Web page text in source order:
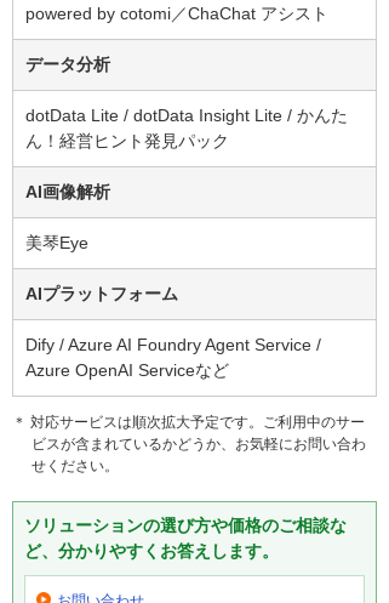
powered by cotomi／ChaChat アシスト
データ分析
dotData Lite / dotData Insight Lite / かんた
ん！経営ヒント発見パック
AI画像解析
美琴Eye
AIプラットフォーム
Dify / Azure AI Foundry Agent Service /
Azure OpenAI Serviceなど
＊ 対応サービスは順次拡大予定です。ご利用中のサー
ビスが含まれているかどうか、お気軽にお問い合わ
せください。
ソリューションの選び方や価格のご相談な
ど、分かりやすくお答えします。